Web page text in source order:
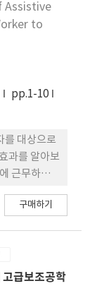
Assistive
to
pp.1-10
를 대상으로
과를 알아보
조공학 적
자아인식검
구매하기
급보조공학